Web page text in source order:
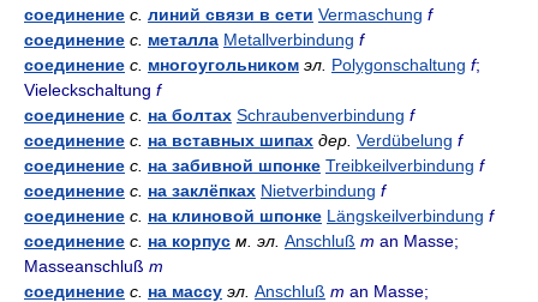
соединение с. линий связи в сети Vermaschung f
соединение с. металла Metallverbindung f
соединение с. многоугольником эл. Polygonschaltung f;
Vieleckschaltung f
соединение с. на болтах Schraubenverbindung f
соединение с. на вставных шипах дер. Verdübelung f
соединение с. на забивной шпонке Treibkeilverbindung f
соединение с. на заклёпках Nietverbindung f
соединение с. на клиновой шпонке Längskeilverbindung f
соединение с. на корпус м. эл. Anschluß m an Masse;
Masseanschluß m
соединение с. на массу эл. Anschluß m an Masse;